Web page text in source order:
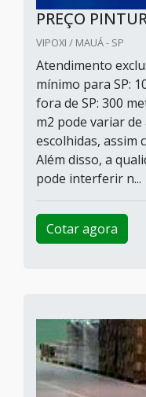
PREÇO
VIPOXI / MAUÁ - SP
Atendimento
mínimo para SP:
fora de SP: 300
m2 pode variar
escolhidas, assim
Além disso, a
pode interferir n...
Cotar agora